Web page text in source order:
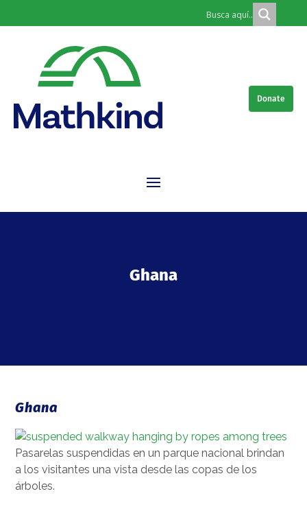
Donate
Ghana
Ghana
Pasarelas suspendidas en un parque nacional brindan
a los visitantes una vista desde las copas de los
árboles.